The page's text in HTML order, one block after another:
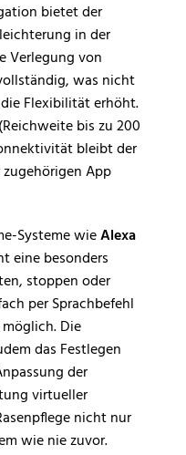
bietet der
in der
Verlegung von
was nicht
Flexibilität erhöht.
(Reichweite bis zu 200
bleibt der
App
Systeme wieAlexa
eine besonders
stoppen oder
per Sprachbefehl
Die
das Festlegen
der
virtueller
nicht nur
wie nie zuvor.